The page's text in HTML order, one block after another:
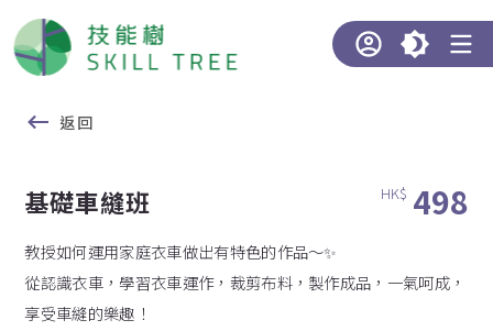
返回
基礎車縫班 HK$ 498
教授如何運用家庭衣車做出有特色的作品～✨
從認識衣車，學習衣車運作，裁剪布料，製作成品，一氣呵成，
享受車縫的樂趣！